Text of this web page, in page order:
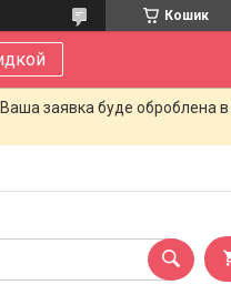
Кошик
Ваша заявка буде оброблена